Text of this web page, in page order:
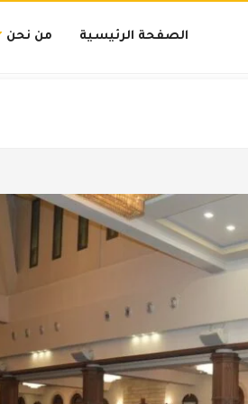
الصفحة الرئيسية من نحن